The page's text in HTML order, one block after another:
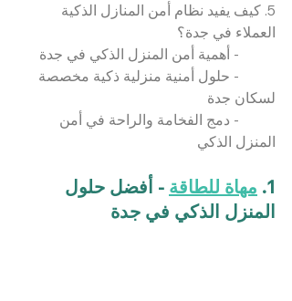
5. كيف يفيد نظام أمن المنازل الذكية
العملاء في جدة؟
	- حلول أمنية منزلية ذكية مخصصة
لسكان جدة
	- دمج الفخامة والراحة في أمن
المنزل الذكي
1. مهاة للطاقة - أفضل حلول
المنزل الذكي في جدة